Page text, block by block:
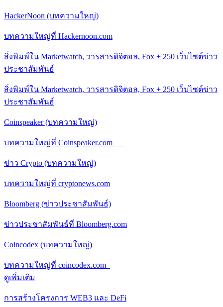
HackerNoon (บทความใหญ่)
บทความใหญ่ที่ Hackernoon.com
สิ่งพิมพ์ใน Marketwatch, วารสารดิจิตอล, Fox + 250 เว็บไซต์ข่าว
ประชาสัมพันธ์
สิ่งพิมพ์ใน Marketwatch, วารสารดิจิตอล, Fox + 250 เว็บไซต์ข่าว
ประชาสัมพันธ์
Coinspeaker (บทความใหญ่)
บทความใหญ่ที่ Coinspeaker.com
ข่าว Crypto (บทความใหญ่)
บทความใหญ่ที่ cryptonews.com
Bloomberg (ข่าวประชาสัมพันธ์)
ข่าวประชาสัมพันธ์ที่ Bloomberg.com
Coincodex (บทความใหญ่)
บทความใหญ่ที่ coincodex.com
ดูเพิ่มเติม
การสร้างโครงการ WEB3 และ DeFi